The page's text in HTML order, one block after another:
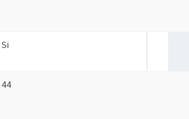
Si
44